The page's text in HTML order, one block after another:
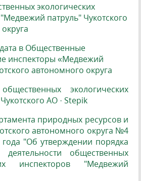
экологических
патруль" Чукотского
в Общественные
инспекторы «Медвежий
автономного округа
экологических
АО · Stepik
природных ресурсов и
автономного округа №4
года "Об утверждении порядка
деятельности общественных
инспекторов "Медвежий